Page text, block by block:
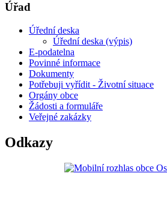
Úřad
Úřední deska
Úřední deska (výpis)
E-podatelna
Povinné informace
Dokumenty
Potřebuji vyřídit - Životní situace
Orgány obce
Žádosti a formuláře
Veřejné zakázky
Odkazy